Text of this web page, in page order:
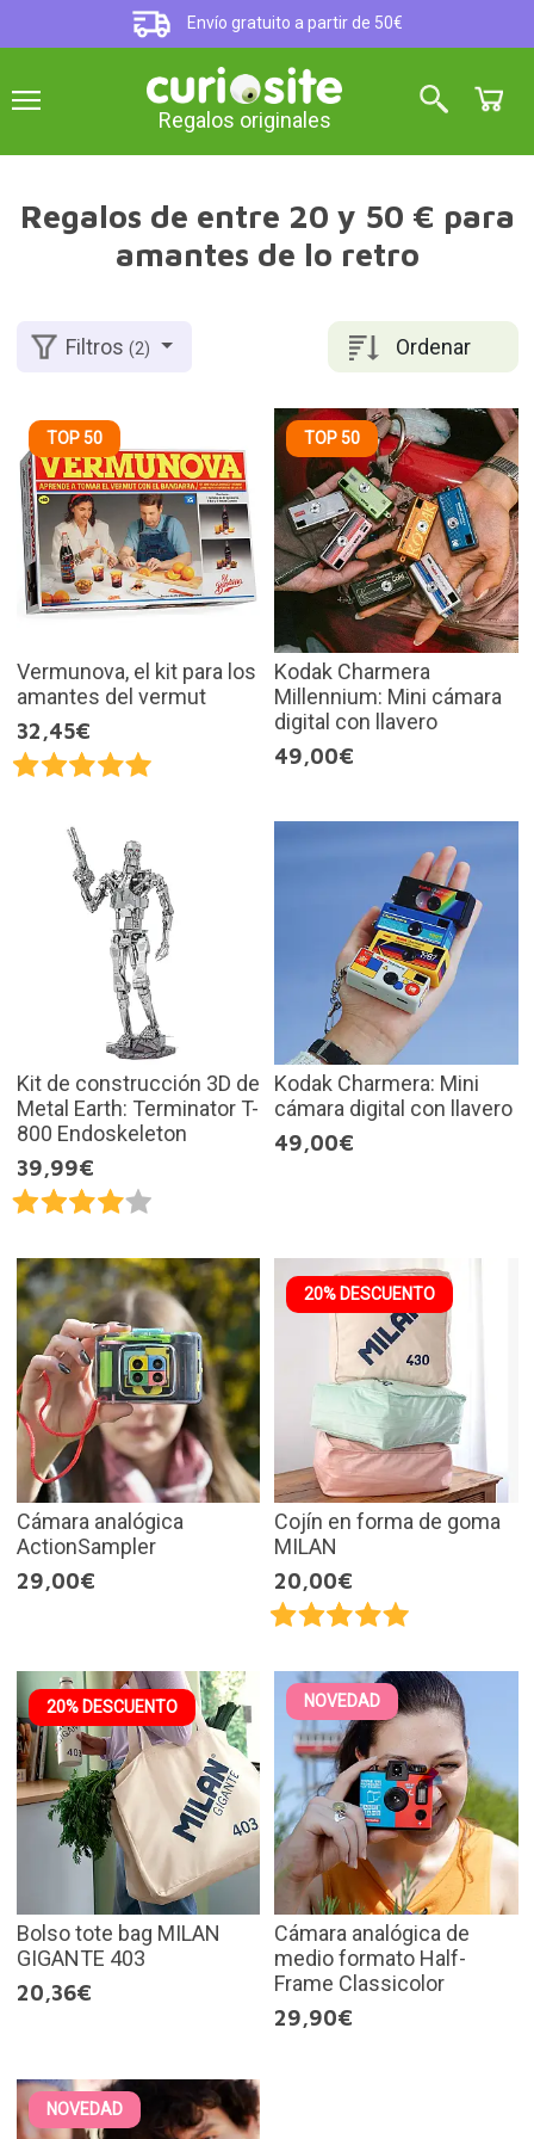
Envío gratuito a partir de 50€
Regalos originales
Regalos de entre 20 y 50 € para
amantes de lo retro
Ordenar
Filtros(2)
TOP 50
Vermunova, el kit para los
amantes del vermut
32,45€
TOP 50
Kodak Charmera
Millennium: Mini cámara
digital con llavero
49,00€
Kit de construcción 3D de
Metal Earth: Terminator T-
800 Endoskeleton
39,99€
Kodak Charmera: Mini
cámara digital con llavero
49,00€
Cámara analógica
ActionSampler
29,00€
20% DESCUENTO
Cojín en forma de goma
MILAN
20,00€
20% DESCUENTO
Bolso tote bag MILAN
GIGANTE 403
20,36€
NOVEDAD
Cámara analógica de
medio formato Half-
Frame Classicolor
29,90€
NOVEDAD